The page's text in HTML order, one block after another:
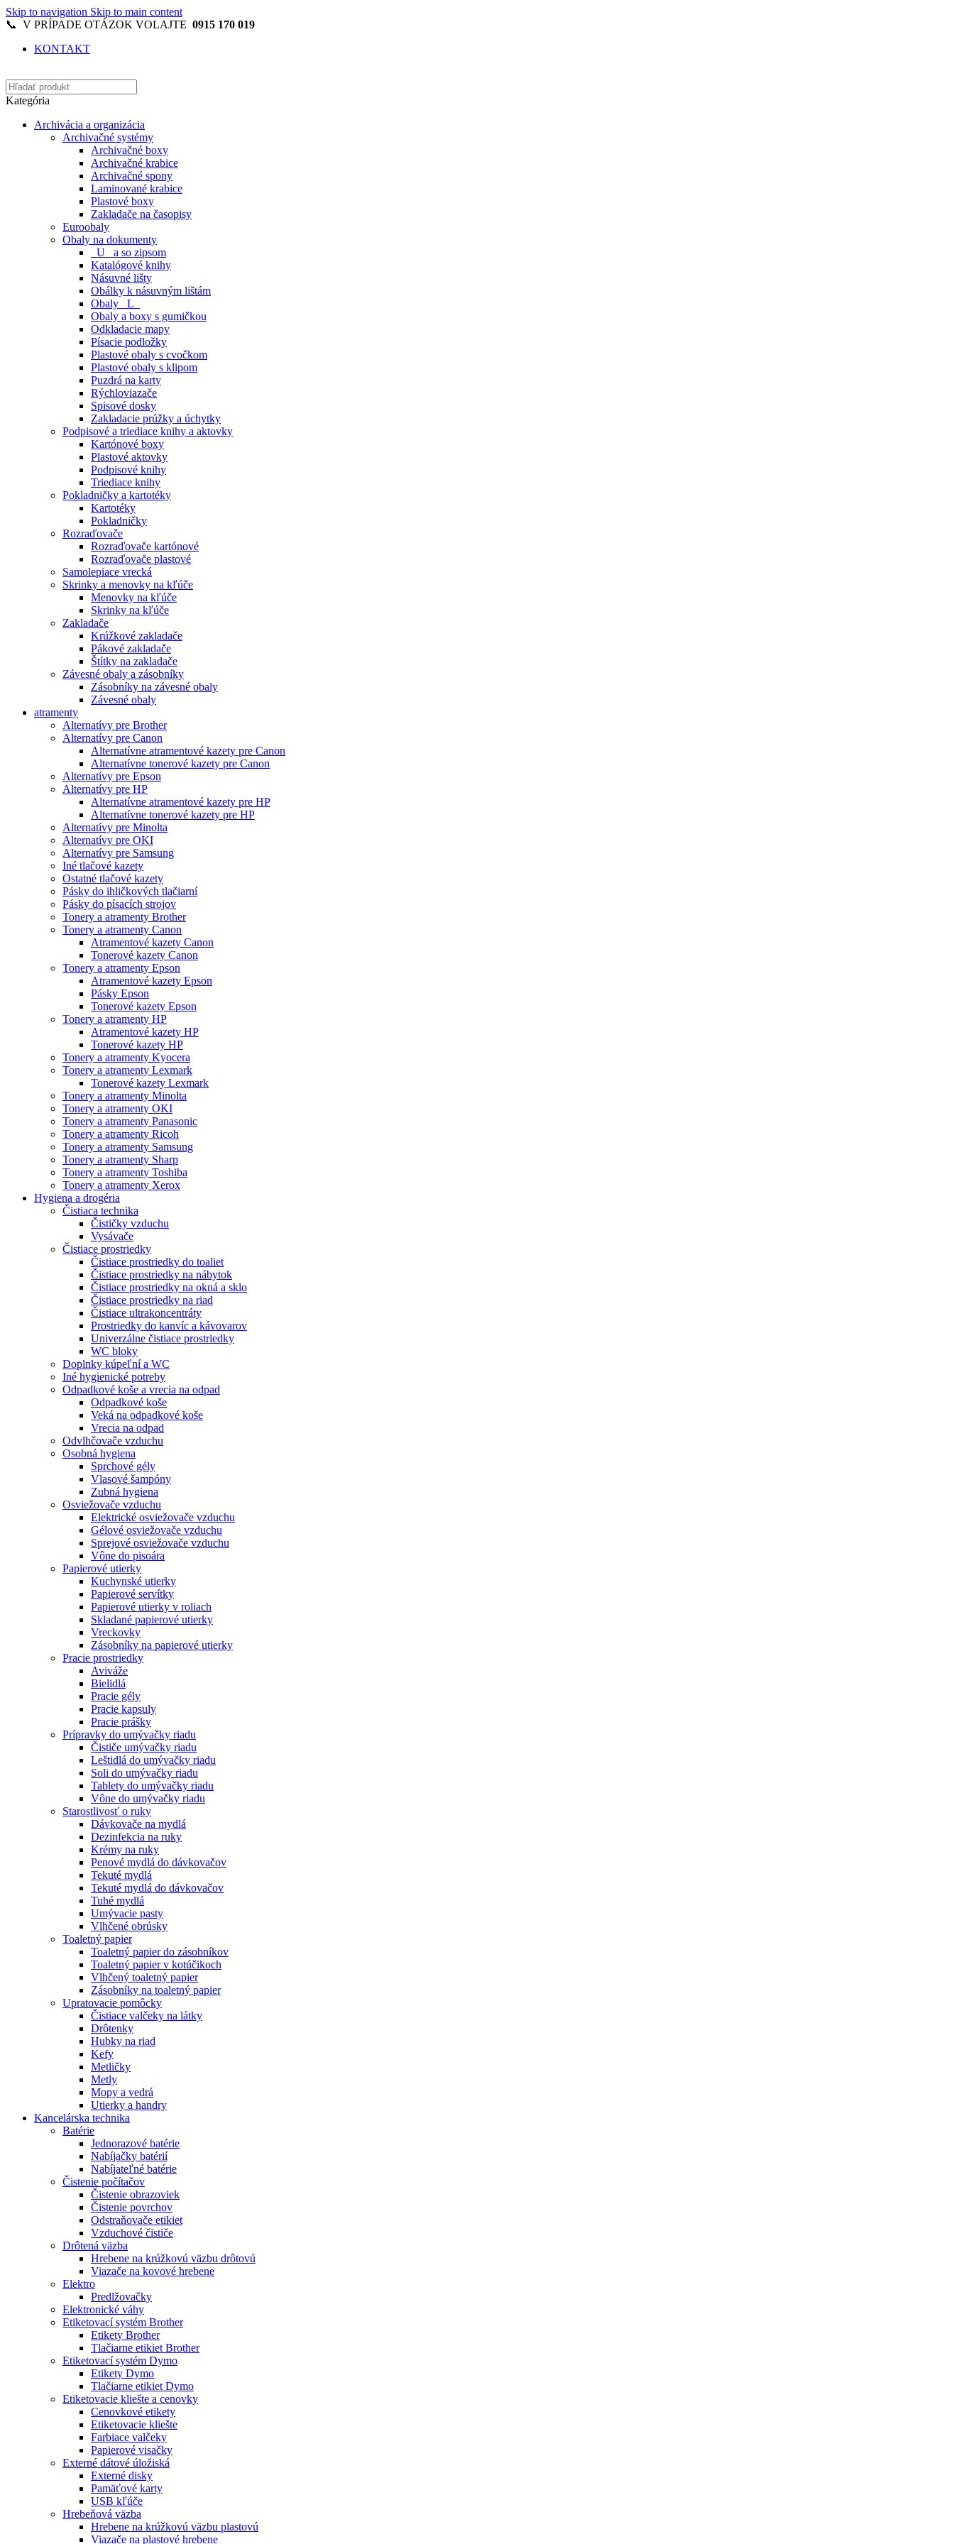
Skip to navigation Skip to main content
📞 V PRÍPADE OTÁZOK VOLAJTE 0915 170 019
KONTAKT
Kategória
Archivácia a organizácia
Archivačné systémy
Archivačné boxy
Archivačné krabice
Archivačné spony
Laminované krabice
Plastové boxy
Zakladače na časopisy
Euroobaly
Obaly na dokumenty
_U_ a so zipsom
Katalógové knihy
Násuvné lišty
Obálky k násuvným lištám
Obaly _L_
Obaly a boxy s gumičkou
Odkladacie mapy
Písacie podložky
Plastové obaly s cvočkom
Plastové obaly s klipom
Puzdrá na karty
Rýchloviazače
Spisové dosky
Zakladacie prúžky a úchytky
Podpisové a triediace knihy a aktovky
Kartónové boxy
Plastové aktovky
Podpisové knihy
Triediace knihy
Pokladničky a kartotéky
Kartotéky
Pokladničky
Rozraďovače
Rozraďovače kartónové
Rozraďovače plastové
Samolepiace vrecká
Skrinky a menovky na kľúče
Menovky na kľúče
Skrinky na kľúče
Zakladače
Krúžkové zakladače
Pákové zakladače
Štítky na zakladače
Závesné obaly a zásobníky
Zásobníky na závesné obaly
Závesné obaly
atramenty
Alternatívy pre Brother
Alternatívy pre Canon
Alternatívne atramentové kazety pre Canon
Alternatívne tonerové kazety pre Canon
Alternatívy pre Epson
Alternatívy pre HP
Alternatívne atramentové kazety pre HP
Alternatívne tonerové kazety pre HP
Alternatívy pre Minolta
Alternatívy pre OKI
Alternatívy pre Samsung
Iné tlačové kazety
Ostatné tlačové kazety
Pásky do ihličkových tlačiarní
Pásky do písacích strojov
Tonery a atramenty Brother
Tonery a atramenty Canon
Atramentové kazety Canon
Tonerové kazety Canon
Tonery a atramenty Epson
Atramentové kazety Epson
Pásky Epson
Tonerové kazety Epson
Tonery a atramenty HP
Atramentové kazety HP
Tonerové kazety HP
Tonery a atramenty Kyocera
Tonery a atramenty Lexmark
Tonerové kazety Lexmark
Tonery a atramenty Minolta
Tonery a atramenty OKI
Tonery a atramenty Panasonic
Tonery a atramenty Ricoh
Tonery a atramenty Samsung
Tonery a atramenty Sharp
Tonery a atramenty Toshiba
Tonery a atramenty Xerox
Hygiena a drogéria
Čistiaca technika
Čističky vzduchu
Vysávače
Čistiace prostriedky
Čistiace prostriedky do toaliet
Čistiace prostriedky na nábytok
Čistiace prostriedky na okná a sklo
Čistiace prostriedky na riad
Čistiace ultrakoncentráty
Prostriedky do kanvíc a kávovarov
Univerzálne čistiace prostriedky
WC bloky
Doplnky kúpeľní a WC
Iné hygienické potreby
Odpadkové koše a vrecia na odpad
Odpadkové koše
Veká na odpadkové koše
Vrecia na odpad
Odvlhčovače vzduchu
Osobná hygiena
Sprchové gély
Vlasové šampóny
Zubná hygiena
Osviežovače vzduchu
Elektrické osviežovače vzduchu
Gélové osviežovače vzduchu
Sprejové osviežovače vzduchu
Vône do pisoára
Papierové utierky
Kuchynské utierky
Papierové servítky
Papierové utierky v roliach
Skladané papierové utierky
Vreckovky
Zásobníky na papierové utierky
Pracie prostriedky
Aviváže
Bielidlá
Pracie gély
Pracie kapsuly
Pracie prášky
Prípravky do umývačky riadu
Čističe umývačky riadu
Leštidlá do umývačky riadu
Soli do umývačky riadu
Tablety do umývačky riadu
Vône do umývačky riadu
Starostlivosť o ruky
Dávkovače na mydlá
Dezinfekcia na ruky
Krémy na ruky
Penové mydlá do dávkovačov
Tekuté mydlá
Tekuté mydlá do dávkovačov
Tuhé mydlá
Umývacie pasty
Vlhčené obrúsky
Toaletný papier
Toaletný papier do zásobníkov
Toaletný papier v kotúčikoch
Vlhčený toaletný papier
Zásobníky na toaletný papier
Upratovacie pomôcky
Čistiace valčeky na látky
Drôtenky
Hubky na riad
Kefy
Metličky
Metly
Mopy a vedrá
Utierky a handry
Kancelárska technika
Batérie
Jednorazové batérie
Nabíjačky batérií
Nabíjateľné batérie
Čistenie počítačov
Čistenie obrazoviek
Čistenie povrchov
Odstraňovače etikiet
Vzduchové čističe
Drôtená väzba
Hrebene na krúžkovú väzbu drôtovú
Viazače na kovové hrebene
Elektro
Predlžovačky
Elektronické váhy
Etiketovací systém Brother
Etikety Brother
Tlačiarne etikiet Brother
Etiketovací systém Dymo
Etikety Dymo
Tlačiarne etikiet Dymo
Etiketovacie kliešte a cenovky
Cenovkové etikety
Etiketovacie kliešte
Farbiace valčeky
Papierové visačky
Externé dátové úložiská
Externé disky
Pamäťové karty
USB kľúče
Hrebeňová väzba
Hrebene na krúžkovú väzbu plastovú
Viazače na plastové hrebene